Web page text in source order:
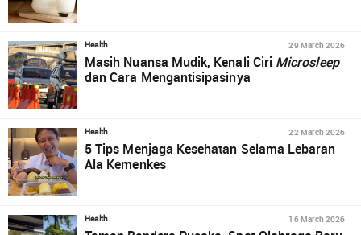
Health 29 March 2026
Masih Nuansa Mudik, Kenali Ciri Microsleep
dan Cara Mengantisipasinya
Health 22 March 2026
5 Tips Menjaga Kesehatan Selama Lebaran
Ala Kemenkes
Health 16 March 2026